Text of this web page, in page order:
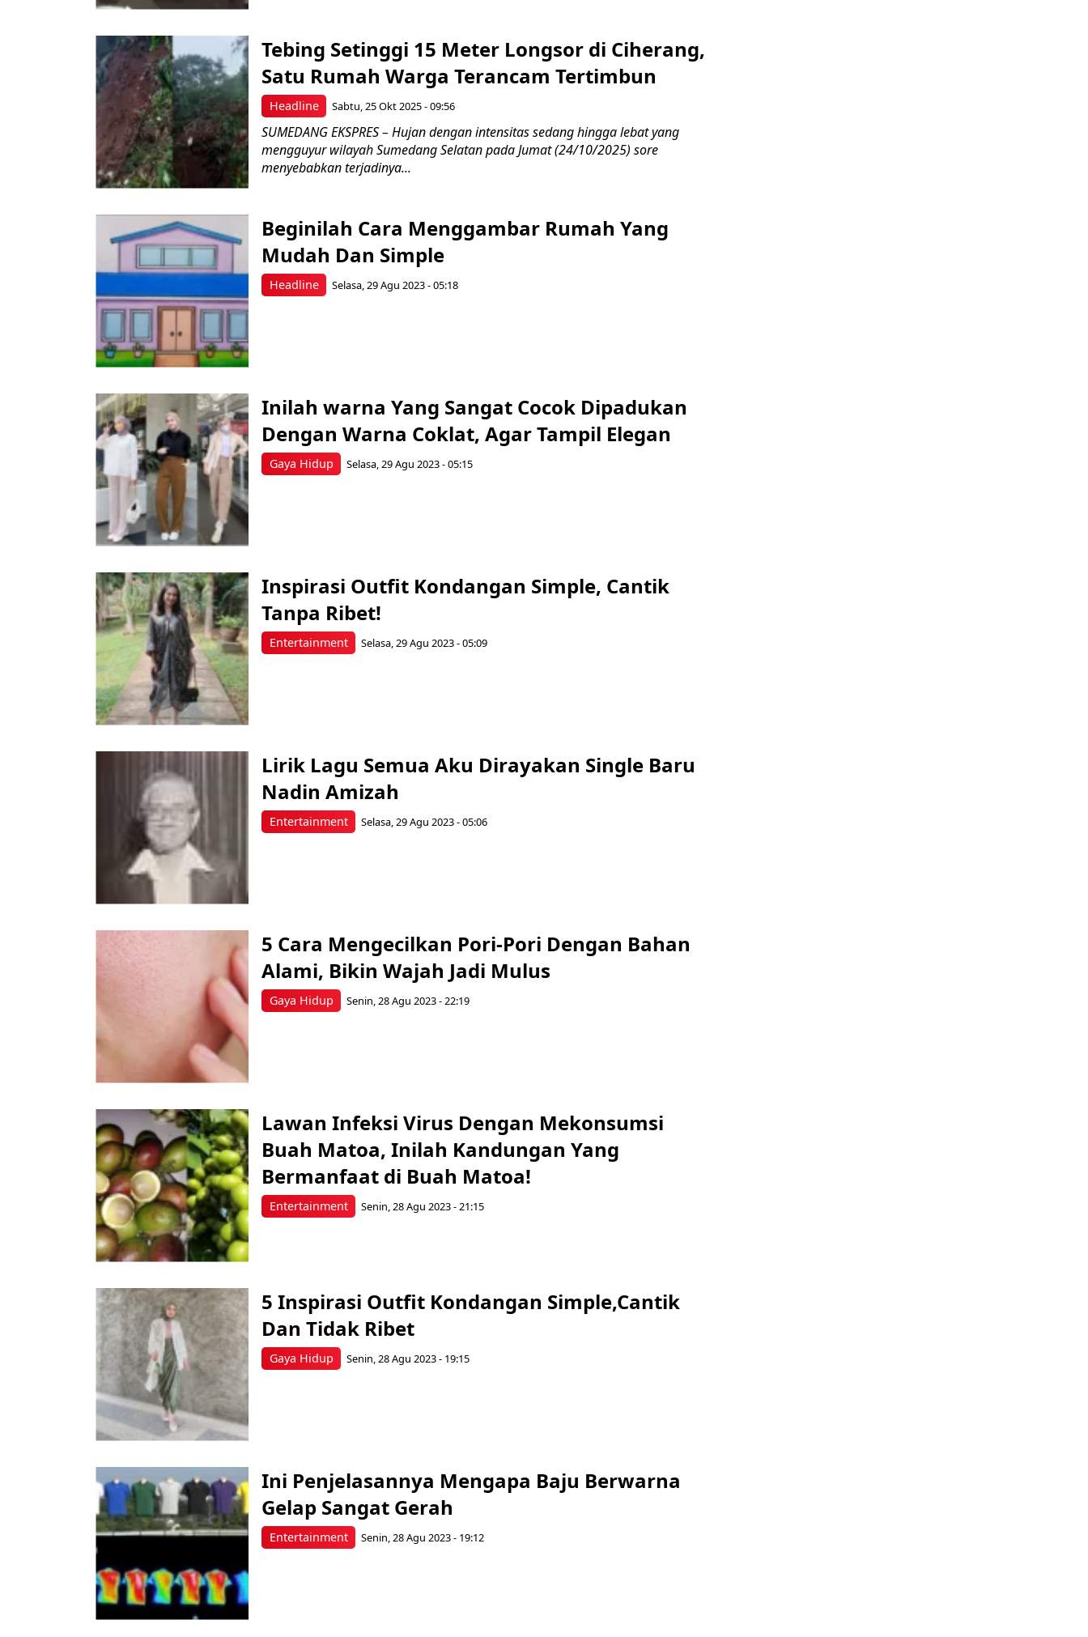
Headline
Tebing Setinggi 15 Meter Longsor di Ciherang,
Satu Rumah Warga Terancam Tertimbun
Sabtu, 25 Okt 2025 - 09:56
SUMEDANG EKSPRES – Hujan dengan intensitas sedang hingga lebat yang
mengguyur wilayah Sumedang Selatan pada Jumat (24/10/2025) sore
menyebabkan terjadinya...
Headline
Beginilah Cara Menggambar Rumah Yang
Mudah Dan Simple
Selasa, 29 Agu 2023 - 05:18
Gaya Hidup
Inilah warna Yang Sangat Cocok Dipadukan
Dengan Warna Coklat, Agar Tampil Elegan
Selasa, 29 Agu 2023 - 05:15
Entertainment
Inspirasi Outfit Kondangan Simple, Cantik
Tanpa Ribet!
Selasa, 29 Agu 2023 - 05:09
Entertainment
Lirik Lagu Semua Aku Dirayakan Single Baru
Nadin Amizah
Selasa, 29 Agu 2023 - 05:06
Gaya Hidup
5 Cara Mengecilkan Pori-Pori Dengan Bahan
Alami, Bikin Wajah Jadi Mulus
Senin, 28 Agu 2023 - 22:19
Entertainment
Lawan Infeksi Virus Dengan Mekonsumsi
Buah Matoa, Inilah Kandungan Yang
Bermanfaat di Buah Matoa!
Senin, 28 Agu 2023 - 21:15
Gaya Hidup
5 Inspirasi Outfit Kondangan Simple,Cantik
Dan Tidak Ribet
Senin, 28 Agu 2023 - 19:15
Entertainment
Ini Penjelasannya Mengapa Baju Berwarna
Gelap Sangat Gerah
Senin, 28 Agu 2023 - 19:12